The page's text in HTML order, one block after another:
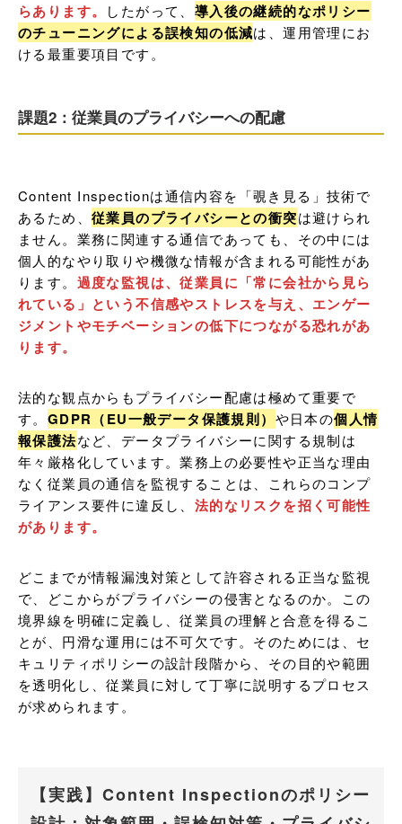
らあります。
したがって、 導入後の継続的なポリシー
のチューニングによる誤検知の低減は、運用管理にお
ける最重要項目です。
課題2：従業員のプライバシーへの配慮
Content Inspectionは通信内容を「覗き見る」技術で
あるため、 従業員のプライバシーとの衝突は避けられ
ません。業務に関連する通信であっても、その中には
個人的なやり取りや機微な情報が含まれる可能性があ
ります。 過度な監視は、従業員に「常に会社から見ら
れている」という不信感やストレスを与え、エンゲー
ジメントやモチベーションの低下につながる恐れがあ
ります。
法的な観点からもプライバシー配慮は極めて重要で
す。 GDPR（EU一般データ保護規則） や日本の個人情
報保護法など、データプライバシーに関する規制は
年々厳格化しています。業務上の必要性や正当な理由
なく従業員の通信を監視することは、これらのコンプ
ライアンス要件に違反し、 法的なリスクを招く可能性
があります。
どこまでが情報漏洩対策として許容される正当な監視
で、どこからがプライバシーの侵害となるのか。この
境界線を明確に定義し、従業員の理解と合意を得るこ
とが、円滑な運用には不可欠です。そのためには、セ
キュリティポリシーの設計段階から、その目的や範囲
を透明化し、従業員に対して丁寧に説明するプロセス
が求められます。
【実践】Content Inspectionのポリシー